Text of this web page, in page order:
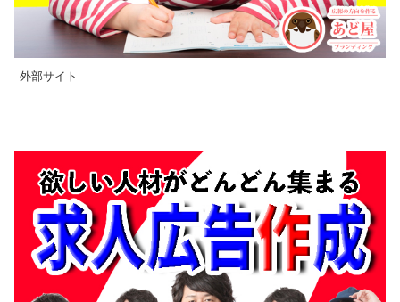
外部サイト